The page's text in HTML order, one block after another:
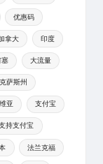
优惠码
拿大 印度
塞 大流量
萨斯州
亚 支付宝
持支付宝
法兰克福